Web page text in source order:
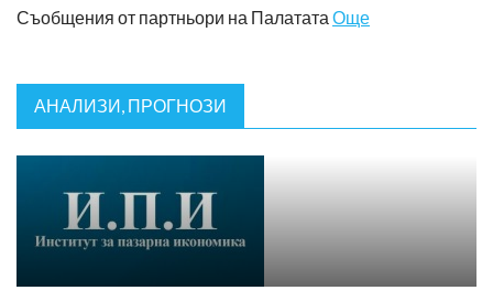
Съобщения от партньори на Палатата Още
АНАЛИЗИ, ПРОГНОЗИ